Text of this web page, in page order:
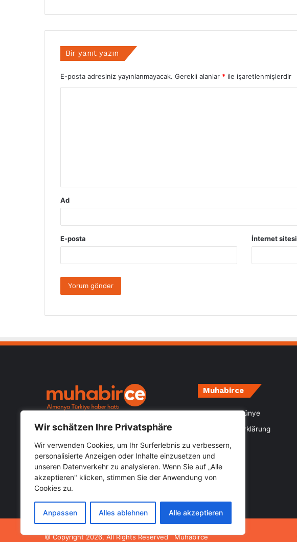
Wir schätzen Ihre Privatsphäre
Wir verwenden Cookies, um Ihr Surferlebnis zu verbessern,
personalisierte Anzeigen oder Inhalte einzusetzen und
unseren Datenverkehr zu analysieren. Wenn Sie auf „Alle
akzeptieren" klicken, stimmen Sie der Anwendung von
Cookies zu.
Anpassen Alles ablehnen Alle akzeptieren
Bir yanıt yazın
E-posta adresiniz yayınlanmayacak. Gerekli alanlar * ile işaretlenmişlerdir
Ad
E-posta İnternet sitesi
öğrenebileceğiniz hızlı güvenilir haber
Kategoriler
Kategoriler
Muhabirce
Impressum- Künye
Datenschutzerklärung
© Copyright 2026, All Rights Reserved Muhabirce